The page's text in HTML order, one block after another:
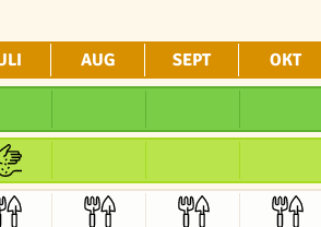
AUG SEPT OKT